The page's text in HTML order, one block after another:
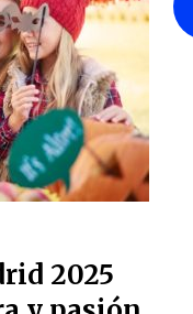
2025